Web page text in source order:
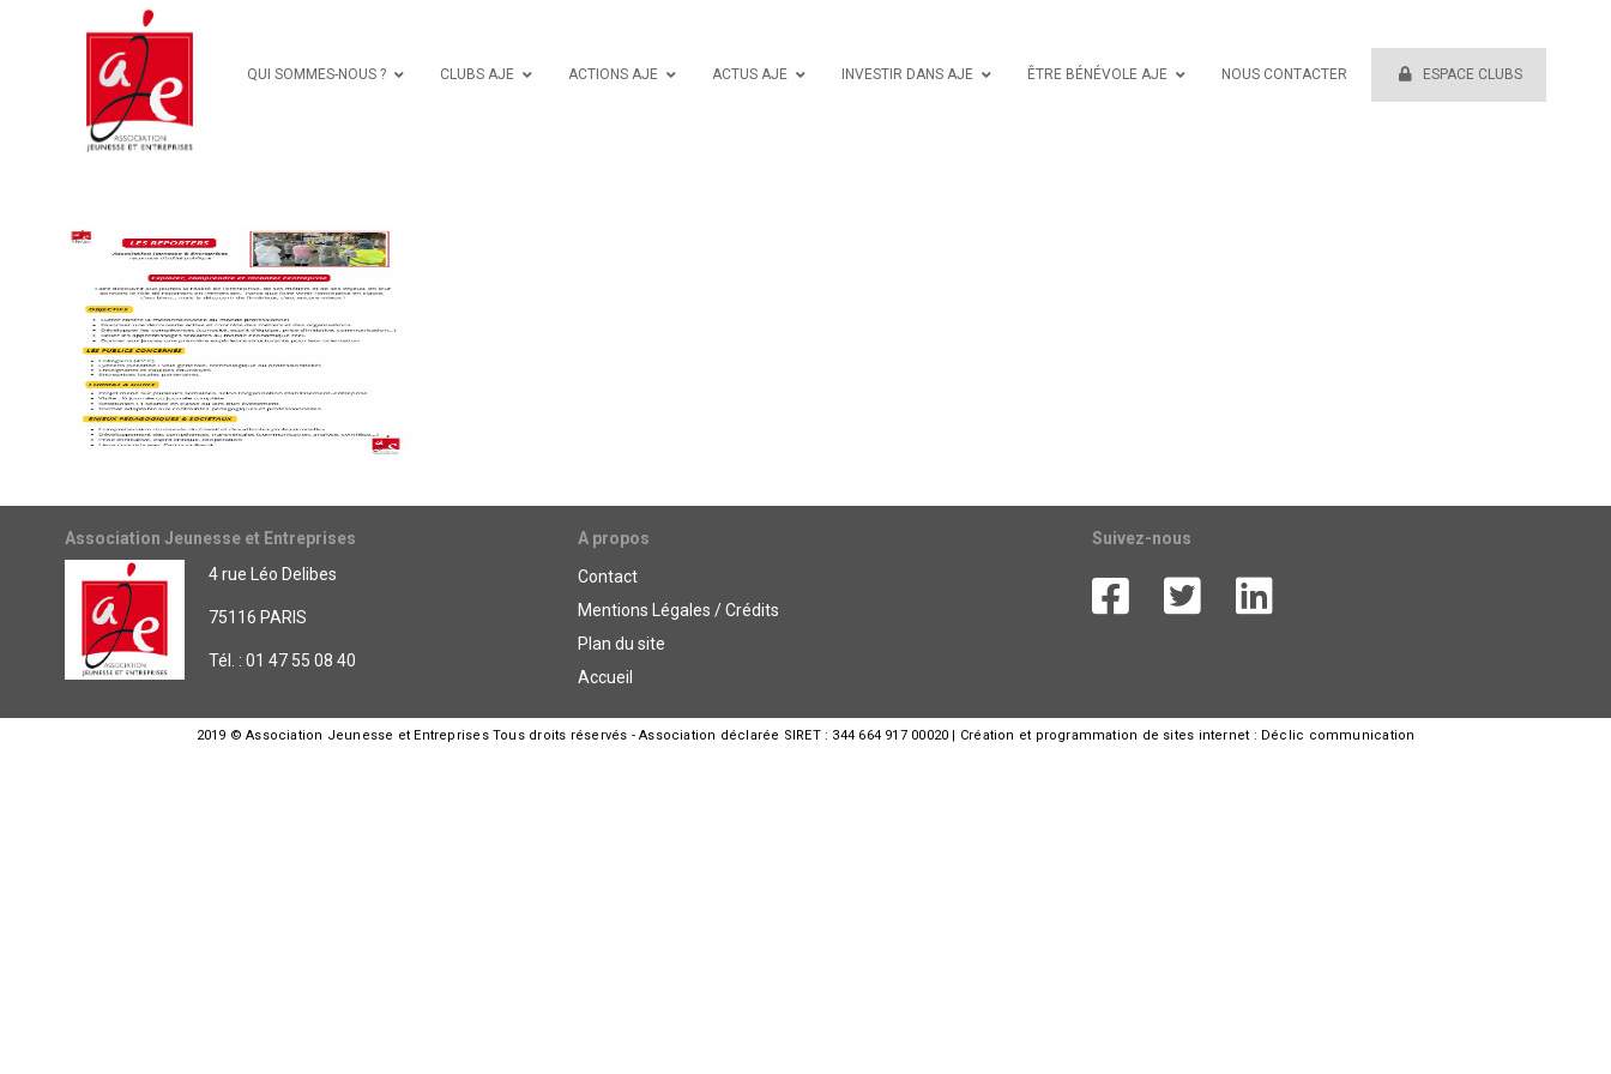
QUI SOMMES-NOUS ? CLUBS AJE ACTIONS AJE ACTUS AJE INVESTIR DANS AJE ÊTRE BÉNÉVOLE AJE NOUS CONTACTER ESPACE CLUBS
Association Jeunesse et Entreprises
4 rue Léo Delibes
75116 PARIS
Tél. : 01 47 55 08 40
A propos
Contact
Mentions Légales / Crédits
Plan du site
Accueil
Suivez-nous
2019 © Association Jeunesse et Entreprises Tous droits réservés - Association déclarée SIRET : 344 664 917 00020 | Création et programmation de sites internet : Déclic communication